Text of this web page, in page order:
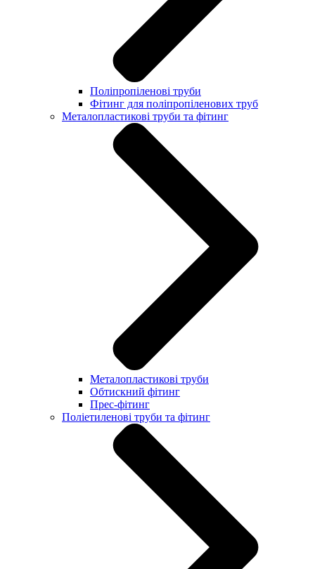
Поліпропіленові труби
Фітинг для поліпропіленових труб
Металопластикові труби та фітинг
Металопластикові труби
Обтискний фітинг
Прес-фітинг
Поліетиленові труби та фітинг